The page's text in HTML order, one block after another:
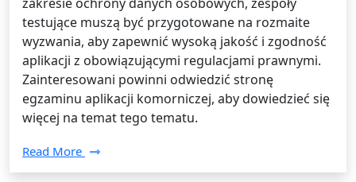
testujące muszą być przygotowane na rozmaite
wyzwania, aby zapewnić wysoką jakość i zgodność
aplikacji z obowiązującymi regulacjami prawnymi.
Zainteresowani powinni odwiedzić stronę
egzaminu aplikacji komorniczej, aby dowiedzieć się
więcej na temat tego tematu.
Read More